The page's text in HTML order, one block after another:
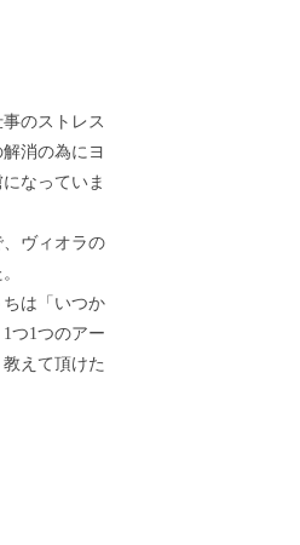
のストレス
消の為にヨ
なっていま
ヴィオラの
は「いつか
つ1つのアー
えて頂けた